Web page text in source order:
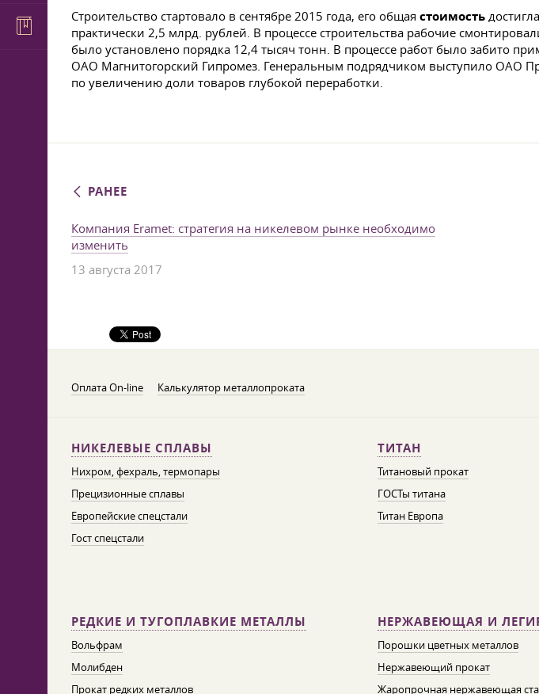
Строительство стартовало в сентябре 2015 года, его общая стоимость
практически 2,5 млрд. рублей. В процессе строительства рабочие
было установлено порядка 12,4 тысяч тонн. В процессе работ было забито
ОАО Магнитогорский Гипромез. Генеральным подрядчиком выступило ОАО
по увеличению доли товаров глубокой переработки.
РАНЕЕ
Компания Eramet: стратегия на никелевом рынке необходимо
изменить
13 августа 2017
Оплата On-line Калькулятор металлопроката
НИКЕЛЕВЫЕ СПЛАВЫ
Нихром, фехраль, термопары
Прецизионные сплавы
Европейские спецстали
Гост спецстали
ТИТАН
Титановый прокат
ГОСТы титана
Титан Европа
РЕДКИЕ И ТУГОПЛАВКИЕ МЕТАЛЛЫ
Вольфрам
Молибден
Прокат редких металлов
НЕРЖАВЕЮЩАЯ И
Порошки цветных металлов
Нержавеющий прокат
Жаропрочная нержавеющая